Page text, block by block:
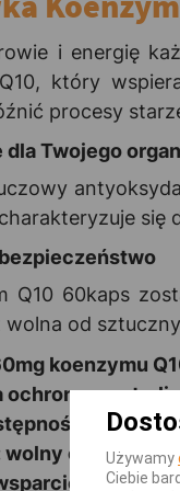
i energię
który
procesy
Twojego
się
Q10 60kaps
wolna od
koenzymu
od
energia,
Używamy
Ciebie